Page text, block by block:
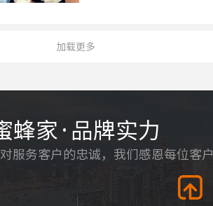
加载更多
蜂家·品牌实力
服务客户的忠诚，我们感恩每位客户